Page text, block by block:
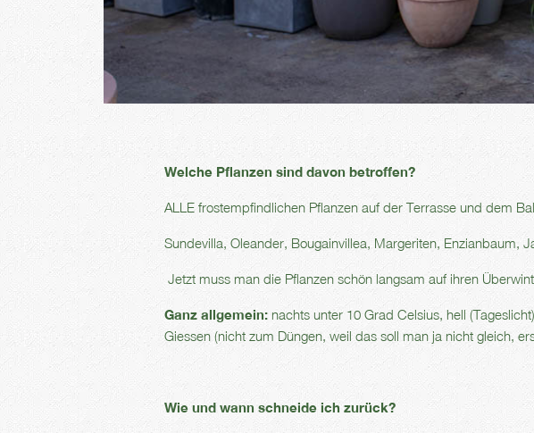
Welche Pflanzen sind davon betroffen?
ALLE frostempfindlichen Pflanzen auf der Terrasse und dem
Sundevilla, Oleander, Bougainvillea, Margeriten, Enzianbaum,
Jetzt muss man die Pflanzen schön langsam auf ihren
Ganz allgemein: nachts unter 10 Grad Celsius, hell
Giessen (nicht zum Düngen, weil das soll man ja nicht gleich,
Wie und wann schneide ich zurück?